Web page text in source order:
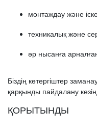
монтаждау және
техникалық және
әр нысанға
Біздің көтергіштер
қарқынды пайдалану
ҚОРЫТЫНДЫ